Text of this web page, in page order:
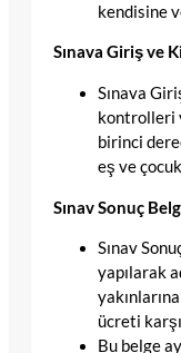
kendisine
Sınava Giriş ve
Sınava
kontrolleri
birinci
eş ve
Sınav Sonuç
Sınav
yapılarak
ücreti
Bu belge